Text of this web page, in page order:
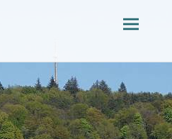
Zum
Inhalt